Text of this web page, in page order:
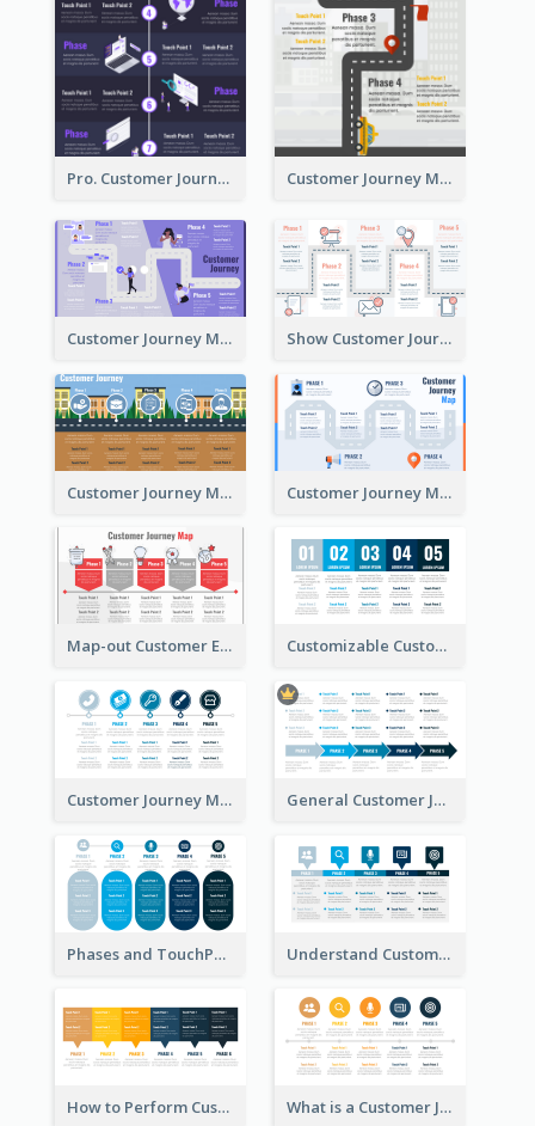
Pro. Customer Journey Map Template Customer Journey Map Template with Paths
Customer Journey Map in 5 Phases Show Customer Journey with CJM
Customer Journey Map for Real Estate Customer Journey Map with a Road
Map-out Customer Experience with CJM Template Customizable Customer Journey Map Template
Customer Journey Map Template with Icons General Customer Journey Map Template
Phases and TouchPoints in a Customer Journey Map Understand Customer Journey Map
How to Perform Customer Journey Mapping? What is a Customer Journey Map?